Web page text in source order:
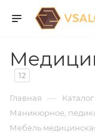
12
Главная — Каталог
Маникюрное,
Мебель